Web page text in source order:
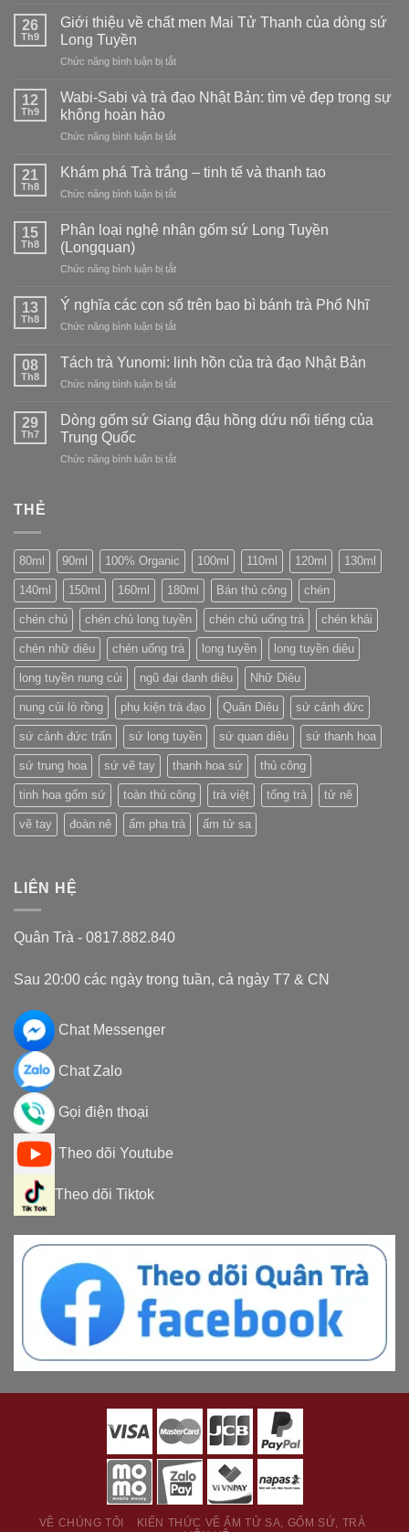
nào?
ngon
–
lạnh,
pha
trà
Phổ
tại
26
Th9
Giới thiệu về chất men Mai Tử Thanh của dòng sứ
Long Tuyền
Chức năng bình luận bị tắtở
thiệu
về
men
Tử
của
sứ
12
Th9
Wabi-Sabi và trà đạo Nhật Bản: tìm vẻ đẹp trong sự
không hoàn hảo
Chức năng bình luận bị tắtở
và
trà
Nhật
vẻ
trong
hảo
21
Th8
Khám phá Trà trắng – tinh tế và thanh tao
Chức năng bình luận bị tắtở
phá
–
tế
thanh
15
Th8
Phân loại nghệ nhân gốm sứ Long Tuyền
(Longquan)
Chức năng bình luận bị tắtở
loại
nhân
sứ
13
Th8
Ý nghĩa các con số trên bao bì bánh trà Phổ Nhĩ
Chức năng bình luận bị tắtở
nghĩa
con
trên
bánh
08
Th8
Tách trà Yunomi: linh hồn của trà đạo Nhật Bản
Chức năng bình luận bị tắtở
Yunomi:
hồn
29
Th7
Dòng gốm sứ Giang đậu hồng dứu nổi tiếng của
Trung Quốc
Chức năng bình luận bị tắtở
hồng
dứu
nổi
tiếng
của
Trung
Quốc
THẺ
80ml 90ml 100% Organic 100ml 110ml 120ml 130ml
140ml 150ml 160ml 180ml Bán thủ công chén
chén chủ chén chủ long tuyền chén chủ uống trà chén khải
chén nhữ diêu chén uống trà long tuyền long tuyền diêu
long tuyền nung củi ngũ đại danh diêu Nhữ Diêu
nung củi lò rồng phụ kiện trà đạo Quân Diêu sứ cảnh đức
sứ cảnh đức trấn sứ long tuyền sứ quan diêu sứ thanh hoa
sứ trung hoa sứ vẽ tay thanh hoa sứ thủ công
tinh hoa gốm sứ toàn thủ công trà việt tống trà tử nê
vẽ tay đoàn nê ấm pha trà ấm tử sa
LIÊN HỆ
Quân Trà - 0817.882.840
Sau 20:00 các ngày trong tuần, cả ngày T7 & CN
Chat Messenger
Chat Zalo
Gọi điện thoại
Theo dõi Youtube
Theo dõi Tiktok
VỀ CHÚNG TÔI
KIẾN THỨC VỀ ẤM TỬ SA, GỐM SỨ, TRÀ